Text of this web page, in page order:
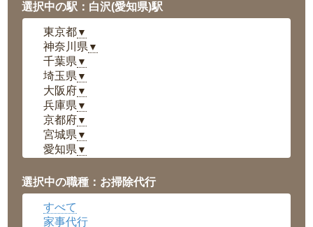
選択中の駅：白沢(愛知県)駅
東京都▼
神奈川県 ▼
千葉県 ▼
埼玉県 ▼
大阪府▼
兵庫県 ▼
京都府▼
宮城県 ▼
愛知県 ▼
岡山県▼
広島県▼
沖縄県
選択中の職種：お掃除代行
すべて
家事代行